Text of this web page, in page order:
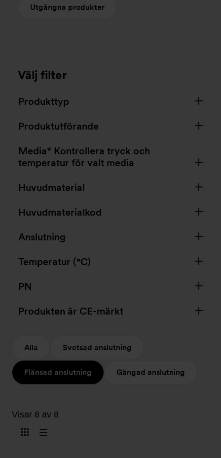
Utgångna produkter
Välj filter
Produkttyp
Produktutförande
Media* Kontrollera tryck och
temperatur för valt media
Huvudmaterial
Huvudmaterialkod
Anslutning
Temperatur (°C)
PN
Produkten är CE-märkt
Alla Svetsad anslutning
Flänsad anslutning Gängad anslutning
Visar 8 av 8
Visa
Visa